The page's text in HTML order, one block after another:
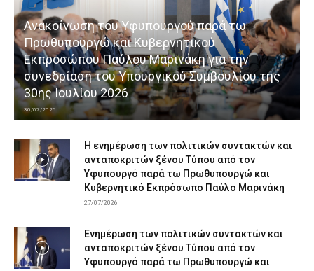
Ανακοίνωση του Υφυπουργού παρά τω
Πρωθυπουργώ και Κυβερνητικού
Εκπροσώπου Παύλου Μαρινάκη για την
συνεδρίαση του Υπουργικού Συμβουλίου της
30ης Ιουλίου 2026
30/07/2026
Η ενημέρωση των πολιτικών συντακτών και
ανταποκριτών ξένου Τύπου από τον
Υφυπουργό παρά τω Πρωθυπουργώ και
Κυβερνητικό Εκπρόσωπο Παύλο Μαρινάκη
27/07/2026
Ενημέρωση των πολιτικών συντακτών και
ανταποκριτών ξένου Τύπου από τον
Υφυπουργό παρά τω Πρωθυπουργώ και